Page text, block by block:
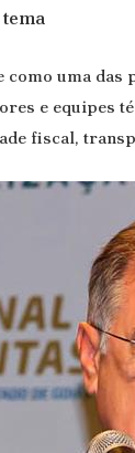
tema
uma
e equipes
fiscal,